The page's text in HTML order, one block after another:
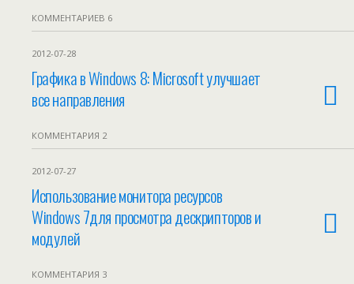
КОММЕНТАРИЕВ 6
2012-07-28
Графика в Windows 8: Microsoft улучшает
все направления
КОММЕНТАРИЯ 2
2012-07-27
Использование монитора ресурсов
Windows 7для просмотра дескрипторов и
модулей
КОММЕНТАРИЯ 3